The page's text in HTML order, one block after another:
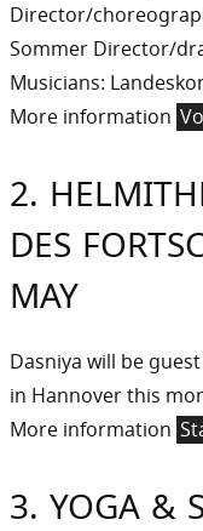
Director/
Sommer Director/
Musicians:
More information
2.
DES
MAY
Dasniya will be
in Hannover this
More information
3. YOGA &